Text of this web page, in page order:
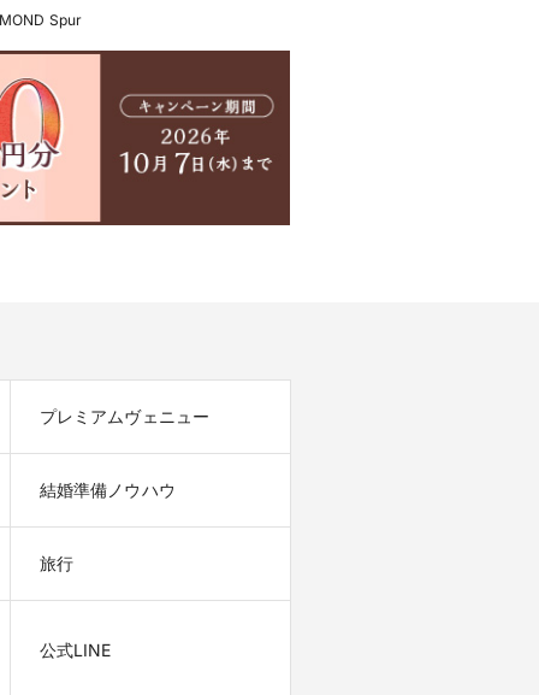
Spur
プレミアムヴェニュー
結婚準備ノウハウ
旅行
公式LINE